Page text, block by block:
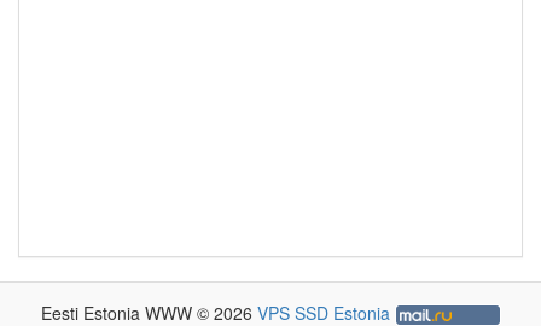
Eesti Estonia WWW © 2026 VPS SSD Estonia